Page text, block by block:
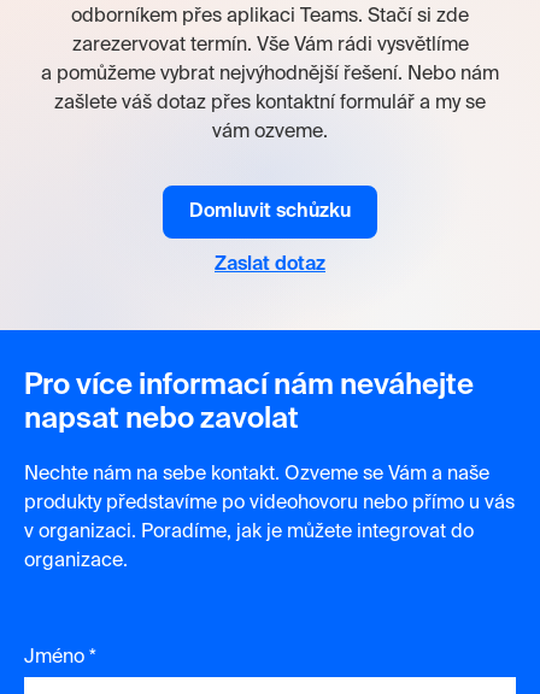
odborníkem přes aplikaci Teams. Stačí si zde
zarezervovat termín. Vše Vám rádi vysvětlíme
a pomůžeme vybrat nejvýhodnější řešení. Nebo nám
zašlete váš dotaz přes kontaktní formulář a my se
vám ozveme.
Domluvit schůzku
Zaslat dotaz
Pro více informací nám neváhejte
napsat nebo zavolat
Nechte nám na sebe kontakt. Ozveme se Vám a naše
produkty představíme po videohovoru nebo přímo u vás
v organizaci. Poradíme, jak je můžete integrovat do
organizace.
Jméno *